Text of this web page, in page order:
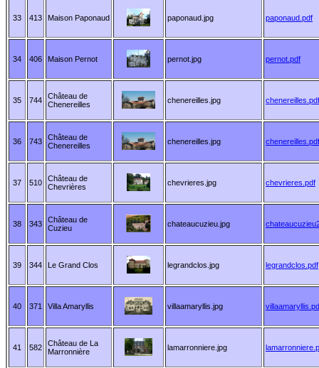
33 413 Maison Paponaud paponaud.jpg paponaud.pdf
34 406 Maison Pernot pernot.jpg pernot.pdf
35 744
Château de
Chenereilles
chenereilles.jpg chenereilles.pdf
36 743
Château de
Chenereilles
chenereilles.jpg chenereilles.pdf
37 510
Château de
Chevrières
chevrieres.jpg chevrieres.pdf
38 343
Château de
Cuzieu
chateaucuzieu.jpg
39 344 Le Grand Clos legrandclos.jpg legrandclos.pdf
40 371 Villa Amaryllis villaamaryllis.jpg
41 582
Château de La
Marronnière
lamarronniere.jpg